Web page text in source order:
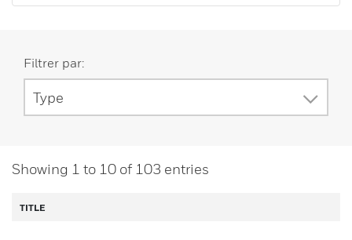
Filtrer par:
Type
Showing 1 to 10 of 103 entries
TITLE